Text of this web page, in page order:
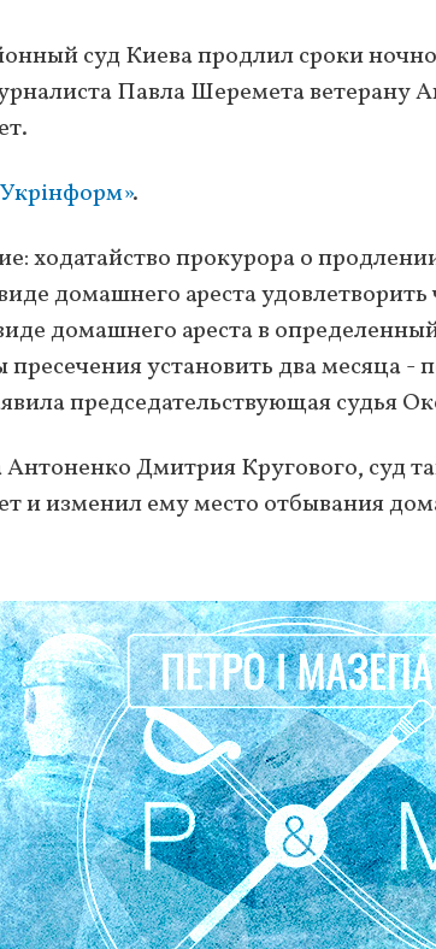
суд Киева продлил сроки
Павла Шеремета ветерану
.
ходатайство прокурора о
домашнего ареста
домашнего ареста в
установить два месяца -
председательствующая судья
Дмитрия Кругового, суд
и изменил ему место отбывания